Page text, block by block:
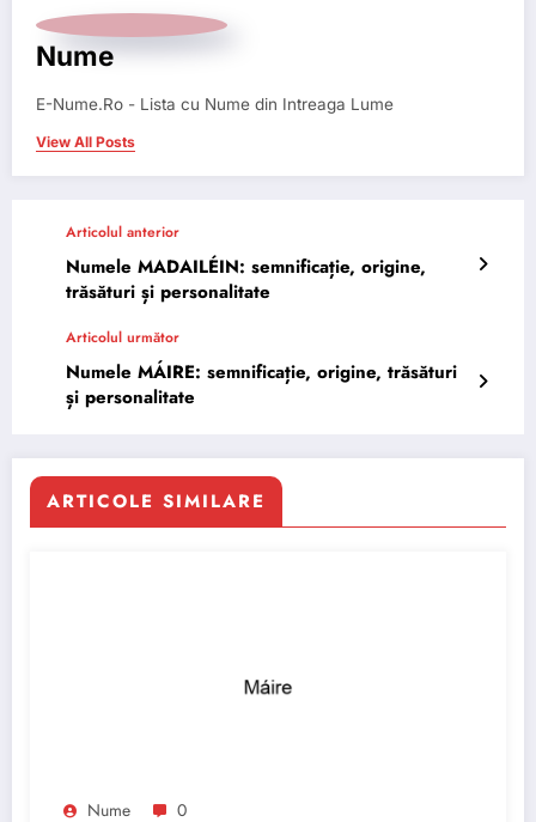
Nume
E-Nume.Ro - Lista cu Nume din Intreaga Lume
View All Posts
Articolul anterior
Numele MADAILÉIN: semnificație, origine,
trăsături și personalitate
Articolul următor
Numele MÁIRE: semnificație, origine, trăsături
și personalitate
ARTICOLE SIMILARE
Nume 0